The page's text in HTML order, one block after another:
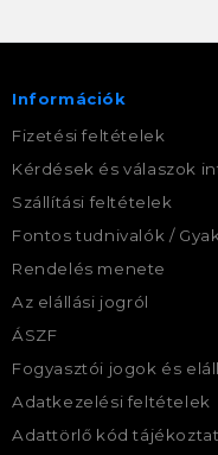
Információk
Fizetési feltételek
Kérdések és válaszok
Szállítási feltételek
Fontos tudnivalók /
Rendelés menete
Az elállási jogról
ÁSZF
Fogyasztói jogok és
Adatkezelési feltételek
Adattörlő kód